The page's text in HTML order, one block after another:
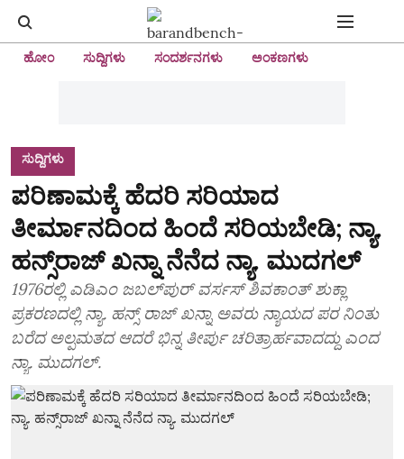
ಹೋಂ ಸುದ್ದಿಗಳು ಸಂದರ್ಶನಗಳು ಅಂಕಣಗಳು
ಸುದ್ದಿಗಳು
ಪರಿಣಾಮಕ್ಕೆ ಹೆದರಿ ಸರಿಯಾದ
ತೀರ್ಮಾನದಿಂದ ಹಿಂದೆ ಸರಿಯಬೇಡಿ; ನ್ಯಾ.
ಹನ್ಸ್‌ರಾಜ್‌ ಖನ್ನಾ ನೆನೆದ ನ್ಯಾ. ಮುದಗಲ್‌
1976ರಲ್ಲಿ ಎಡಿಎಂ ಜಬಲ್‌ಪುರ್ ವರ್ಸಸ್‌ ಶಿವಕಾಂತ್‌ ಶುಕ್ಲಾ
ಪ್ರಕರಣದಲ್ಲಿ ನ್ಯಾ. ಹನ್ಸ್‌ ರಾಜ್‌ ಖನ್ನಾ ಅವರು ನ್ಯಾಯದ ಪರ ನಿಂತು
ಬರೆದ ಅಲ್ಪಮತದ ಆದರೆ ಭಿನ್ನ ತೀರ್ಪು ಚರಿತ್ರಾರ್ಹವಾದದ್ದು ಎಂದ
ನ್ಯಾ. ಮುದಗಲ್‌.